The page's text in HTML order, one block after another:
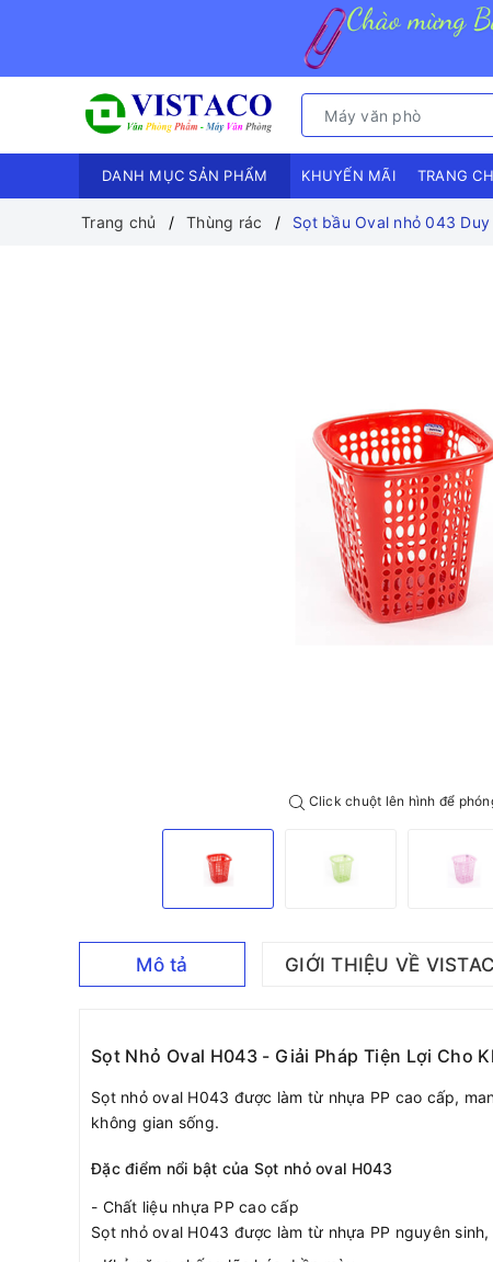
DANH MỤC SẢN PHẨM KHUYẾN MÃI TRANG
Trang chủ Thùng rác Sọt bầu Oval nhỏ 043
Click chuột lên hình để
Mô tả GIỚI THIỆU VỀ
Sọt Nhỏ Oval H043 - Giải Pháp Tiện Lợi Cho
Sọt nhỏ oval H043 được làm từ nhựa PP cao cấp,
không gian sống.
Đặc điểm nổi bật của Sọt nhỏ oval H043
- Chất liệu nhựa PP cao cấp
Sọt nhỏ oval H043 được làm từ nhựa PP nguyên